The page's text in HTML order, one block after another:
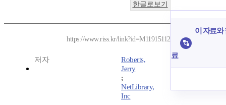
한글로보기
https://www.riss.kr/link?id=M11915112
저자
Roberts,
Jerry
;
NetLibrary,
Inc
이 자료와
료